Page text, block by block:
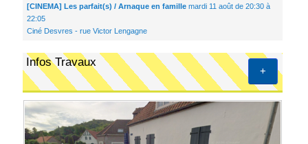
[CINEMA] Les parfait(s) / Arnaque en famillemardi 11 août de 20:30 à
22:05
Ciné Desvres - rue Victor Lengagne
+
Infos Travaux